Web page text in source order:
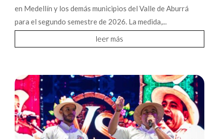
en Medellín y los demás municipios del Valle de Aburrá
para el segundo semestre de 2026. La medida,...
leer más